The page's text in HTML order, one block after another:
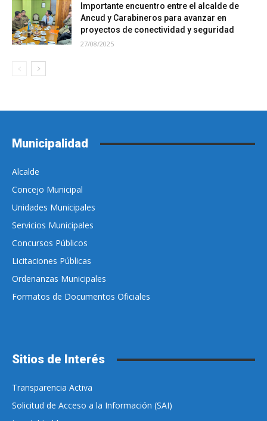
Importante encuentro entre el alcalde de
Ancud y Carabineros para avanzar en
proyectos de conectividad y seguridad
27/08/2025
Municipalidad
Alcalde
Concejo Municipal
Unidades Municipales
Servicios Municipales
Concursos Públicos
Licitaciones Públicas
Ordenanzas Municipales
Formatos de Documentos Oficiales
Sitios de Interés
Transparencia Activa
Solicitud de Acceso a la Información (SAI)